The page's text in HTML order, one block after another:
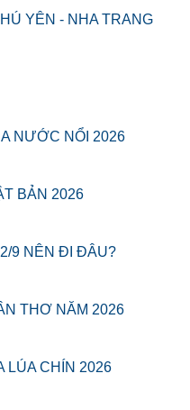
YÊN - NHA TRANG
NƯỚC NỔI 2026
BẢN 2026
9 NÊN ĐI ĐÂU?
THƠ NĂM 2026
LÚA CHÍN 2026